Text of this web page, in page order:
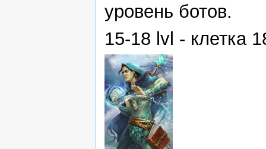
уровень ботов.
15-18 lvl - клетка